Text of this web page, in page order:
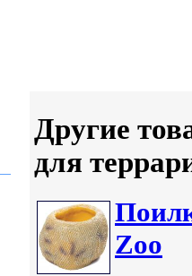
Другие
для
Zoo